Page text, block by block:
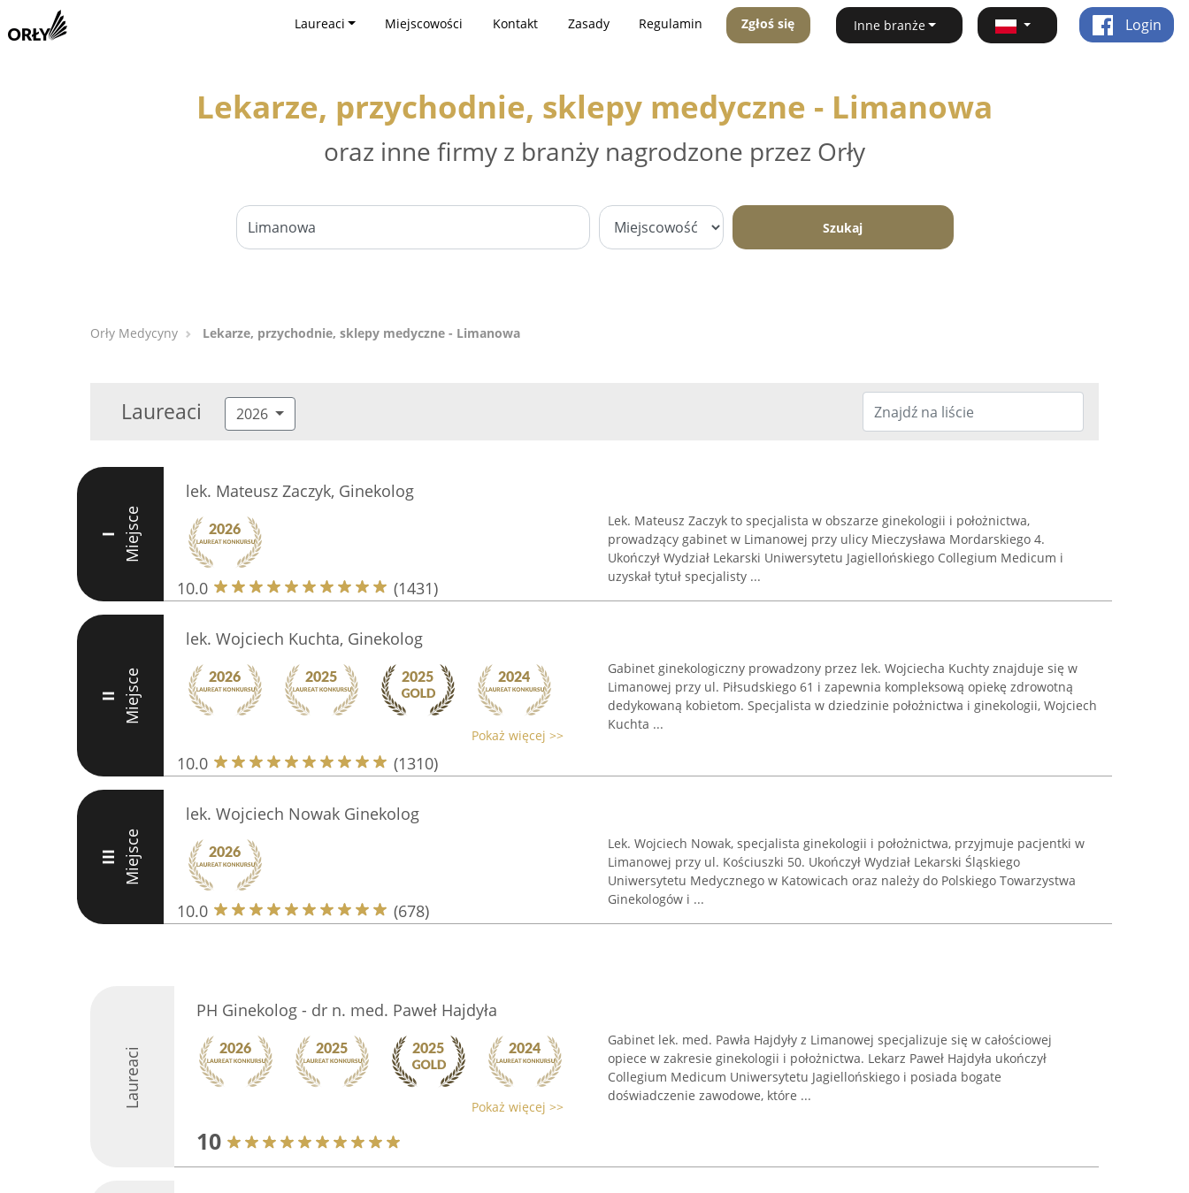
Laureaci Miejscowości Kontakt Zasady Regulamin Zgłoś się Inne branże Login
Lekarze, przychodnie, sklepy medyczne - Limanowa
oraz inne firmy z branży nagrodzone przez Orły
Szukaj
Orły Medycyny Lekarze, przychodnie, sklepy medyczne - Limanowa
Laureaci 2026
I Miejsce
lek. Mateusz Zaczyk, Ginekolog
10.0 (1431)
Lek. Mateusz Zaczyk to specjalista w obszarze ginekologii i położnictwa,
prowadzący gabinet w Limanowej przy ulicy Mieczysława Mordarskiego 4.
Ukończył Wydział Lekarski Uniwersytetu Jagiellońskiego Collegium Medicum i
uzyskał tytuł specjalisty ...
II Miejsce
lek. Wojciech Kuchta, Ginekolog
Pokaż więcej >>
10.0 (1310)
Gabinet ginekologiczny prowadzony przez lek. Wojciecha Kuchty znajduje się w
Limanowej przy ul. Piłsudskiego 61 i zapewnia kompleksową opiekę zdrowotną
dedykowaną kobietom. Specjalista w dziedzinie położnictwa i ginekologii, Wojciech
Kuchta ...
III Miejsce
lek. Wojciech Nowak Ginekolog
10.0 (678)
Lek. Wojciech Nowak, specjalista ginekologii i położnictwa, przyjmuje pacjentki w
Limanowej przy ul. Kościuszki 50. Ukończył Wydział Lekarski Śląskiego
Uniwersytetu Medycznego w Katowicach oraz należy do Polskiego Towarzystwa
Ginekologów i ...
Laureaci
PH Ginekolog - dr n. med. Paweł Hajdyła
Pokaż więcej >>
10
Gabinet lek. med. Pawła Hajdyły z Limanowej specjalizuje się w całościowej
opiece w zakresie ginekologii i położnictwa. Lekarz Paweł Hajdyła ukończył
Collegium Medicum Uniwersytetu Jagiellońskiego i posiada bogate
doświadczenie zawodowe, które ...